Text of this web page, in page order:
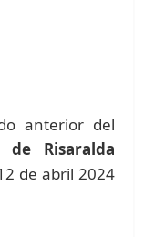
anterior del
de Risaralda
de abril 2024